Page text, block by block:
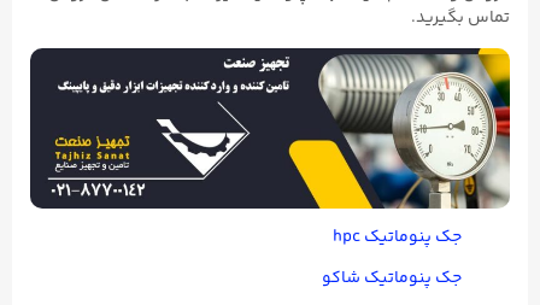
تماس بگیرید.
جک پنوماتیک hpc
جک پنوماتیک شاکو